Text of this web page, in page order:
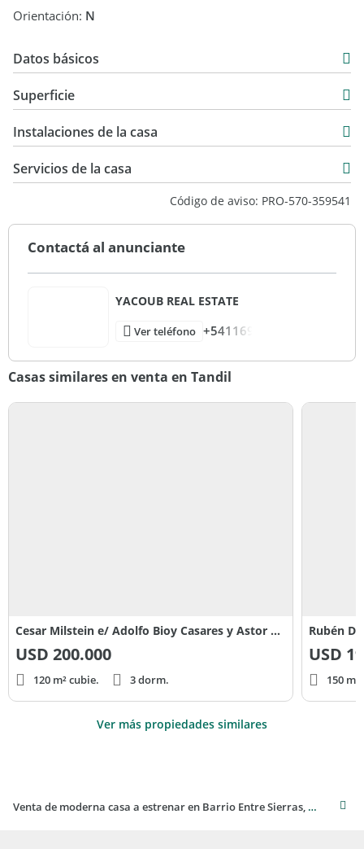
Orientación: N
Datos básicos
Venta
USD 169.000
Superficie
1.254 m2
1.117 m2
Instalaciones de la casa
Servicios de la casa
Código de aviso: PRO-570-359541
Contactá al anunciante
YACOUB REAL ESTATE
Ver teléfono +541169
Casas similares en venta en Tandil
Cesar Milstein e/ Adolfo Bioy Casares y Astor Piazzola
USD 200.000
120 m² cubie. 3 dorm.
USD
150
Ver más propiedades similares
Venta de moderna casa a estrenar en Barrio Entre Sierras, Tandil